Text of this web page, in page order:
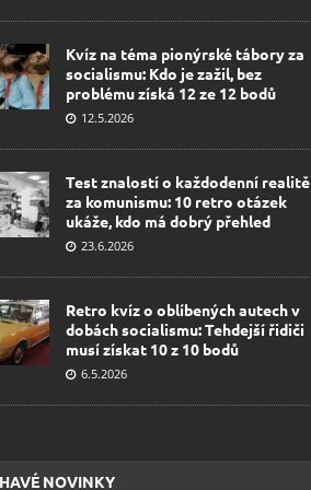
Kvíz na téma pionýrské tábory za
socialismu: Kdo je zažil, bez
problému získá 12 ze 12 bodů
12.5.2026
Test znalostí o každodenní realitě
za komunismu: 10 retro otázek
ukáže, kdo má dobrý přehled
23.6.2026
Retro kvíz o oblíbených autech v
dobách socialismu: Tehdejší řidiči
musí získat 10 z 10 bodů
6.5.2026
NOVINKY